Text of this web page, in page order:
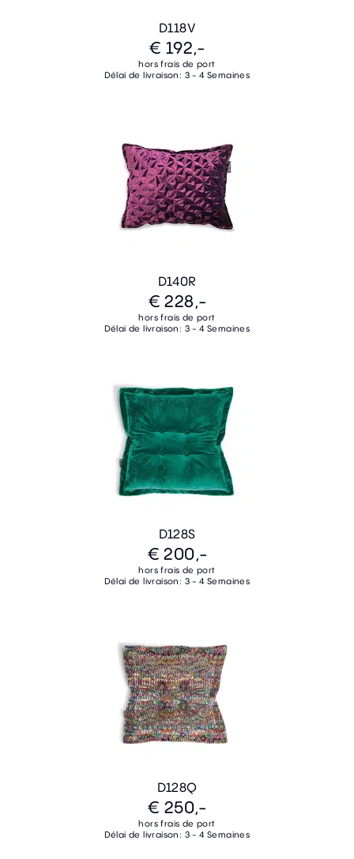
D118V
€ 192,-
hors frais de port
Délai de livraison: 3 - 4 Semaines
D140R
€ 228,-
hors frais de port
Délai de livraison: 3 - 4 Semaines
D128S
€ 200,-
hors frais de port
Délai de livraison: 3 - 4 Semaines
D128Q
€ 250,-
hors frais de port
Délai de livraison: 3 - 4 Semaines